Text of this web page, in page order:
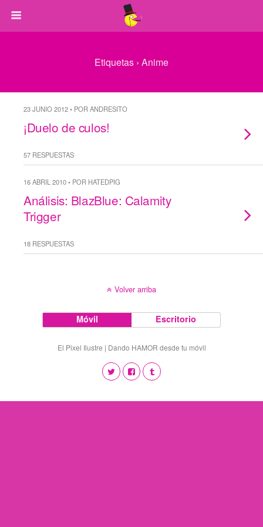
Etiquetas › Anime
23 JUNIO 2012 • POR ANDRESITO
¡Duelo de culos!
57 RESPUESTAS
16 ABRIL 2010 • POR HATEDPIG
Análisis: BlazBlue: Calamity
Trigger
18 RESPUESTAS
Volver arriba
Móvil Escritorio
El Pixel Ilustre | Dando HAMOR desde tu móvil